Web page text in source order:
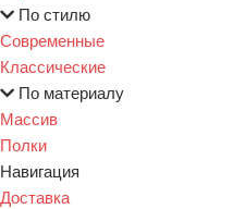
По стилю
Современные
Классические
По материалу
Массив
Полки
Навигация
Доставка